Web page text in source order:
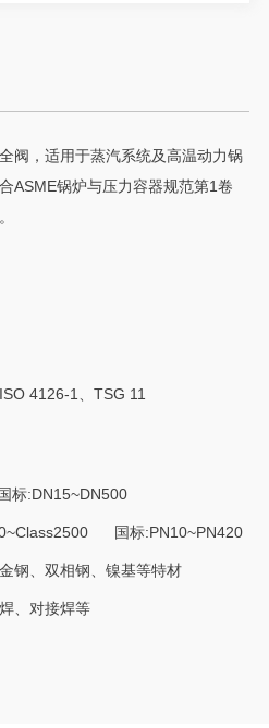
阀，适用于蒸汽系统及高温动力锅
ASME锅炉与压力容器规范第1卷
4126-1、TSG 11
:DN15~DN500
国标:PN10~PN420
钢、双相钢、镍基等特材
、对接焊等